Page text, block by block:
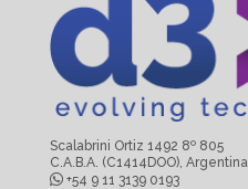
Scalabrini Ortiz 1492 8º 805
C.A.B.A. (C1414DOO), Argentina
+54 9 11 3139 0193